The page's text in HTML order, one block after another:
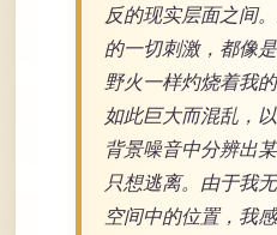
反的现实层面之间
的一切刺激，都像
野火一样灼烧着我
如此巨大而混乱，
背景噪音中分辨出
只想逃离。由于我
空间中的位置，我